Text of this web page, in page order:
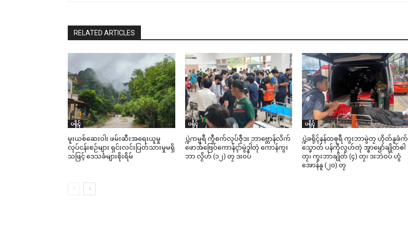
RELATED ARTICLES
ပရိုၚ်
မူးယစ်ဆေးဝါး ဖမ်းဆီးအရေးယူမှု
လုပ်ငန်းစဉ်များ ရှင်းလင်းပြတ်သားမှုမရှိ
သဖြင့် ဒေသခံများစိုးရိမ်
ပရိုၚ်
ပ္ဍဲကမ္မရဳ ကွဳစက်လုပ်ဇီုဒး ဘာဗ္တောန်လိက်
ဖောအ်ဗြေဝ်ကောန်ၚာ်မွဲဒၞါဲတုဲ ကောန်ကွး
ဘာ လၟိဟ် (၁၂) တၠ ဒးဝပ်
ပရိုၚ်
ပ္ဍဲခရိုၚ်နန်ထၜုရဳ ကွးဘာမွဲတၠ ဟိုတ်နူဖံက်
သၞောတ် ပန်ကဵုလွဟ်တုဲ အ္စာၝောံချိုတ်ၜါ
တၠ၊ ကွးဘာချိုတ် (၄) တၠ၊ ဒးဘဲဝပ် ဟွံ
အောန်နူ (၂၀) တၠ